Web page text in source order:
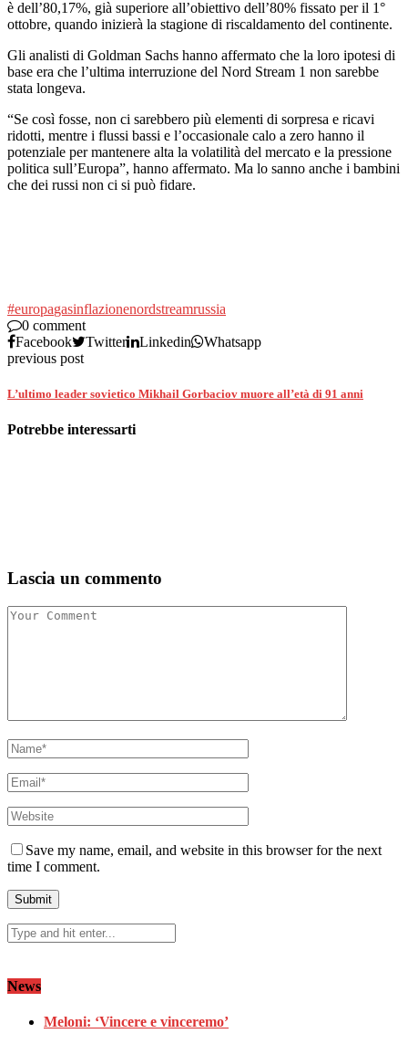
è dell’80,17%, già superiore all’obiettivo dell’80% fissato per il 1°
ottobre, quando inizierà la stagione di riscaldamento del continente.
Gli analisti di Goldman Sachs hanno affermato che la loro ipotesi di
base era che l’ultima interruzione del Nord Stream 1 non sarebbe
stata longeva.
“Se così fosse, non ci sarebbero più elementi di sorpresa e ricavi
ridotti, mentre i flussi bassi e l’occasionale calo a zero hanno il
potenziale per mantenere alta la volatilità del mercato e la pressione
politica sull’Europa”, hanno affermato. Ma lo sanno anche i bambini
che dei russi non ci si può fidare.
#europagasinflazionenordstreamrussia
0 comment
Facebook
Twitter Linkedin
Whatsapp
previous post
L’ultimo leader sovietico Mikhail Gorbaciov muore all’età di 91 anni
Potrebbe interessarti
Lascia un commento
Save my name, email, and website in this browser for the next
time I comment.
News
Meloni: ‘Vincere e vinceremo’